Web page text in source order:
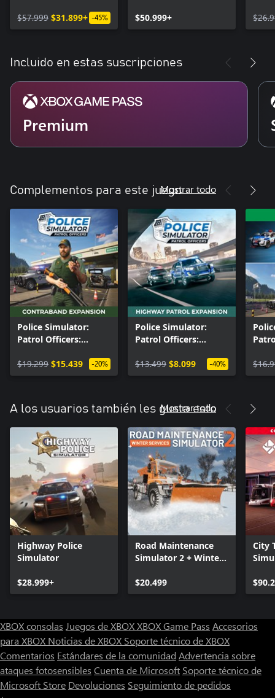
$57.999 $31.899+ -45%
$50.999+
Incluido en estas suscripciones
Premium
Complementos para este juegoMostrar todo
Police Simulator:
Patrol Officers:
Expansion
$19.299 $15.439 -20%
Police Simulator:
Patrol Officers:
Expansion
$13.499 $8.099 -40%
A los usuarios también les gusta esto
Mostrar todo
Highway Police
Simulator
$28.999+
Road Maintenance
Simulator 2 + Winter
$20.499
City
XBOX consolas Juegos de XBOXXBOX Game Pass Accesorios
para XBOX Noticias de XBOX Soporte técnico de XBOX
Comentarios Estándares de la comunidad Advertencia sobre
ataques fotosensibles Cuenta de Microsoft Soporte técnico de
Microsoft Store Devoluciones Seguimiento de pedidos